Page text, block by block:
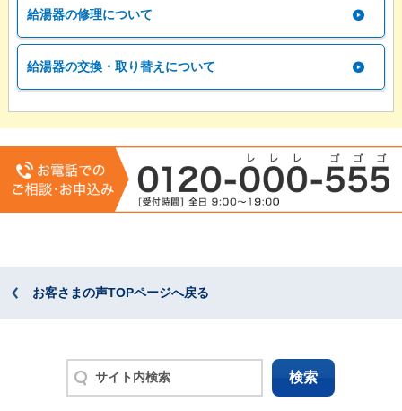
給湯器の修理について
給湯器の交換・取り替えについて
お客さまの声TOPページへ戻る